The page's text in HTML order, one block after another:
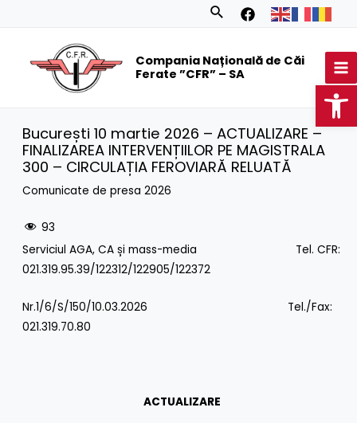
Search
Compania Națională de Căi
Ferate ”CFR” – SA
București 10 martie 2026 – ACTUALIZARE –
FINALIZAREA INTERVENȚIILOR PE MAGISTRALA
300 – CIRCULAȚIA FEROVIARĂ RELUATĂ
Comunicate de presa 2026
93
Serviciul AGA, CA și mass-media Tel. CFR:
021.319.95.39/122312/122905/122372
Nr.1/6/S/150/10.03.2026 Tel./Fax:
021.319.70.80
ACTUALIZARE